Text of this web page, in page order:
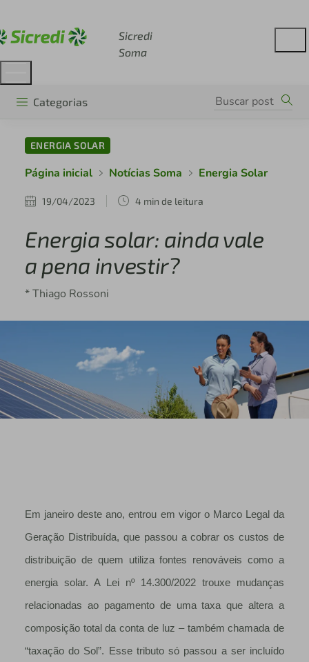
Sicredi
Soma
Categorias
ENERGIA SOLAR
Página inicial Notícias Soma Energia Solar
19/04/2023 4 min de leitura
Energia solar: ainda vale
a pena investir?
* Thiago Rossoni
Em janeiro deste ano, entrou em vigor o Marco Legal da
Geração Distribuída, que passou a cobrar os custos de
distribuição de quem utiliza fontes renováveis como a
energia solar. A Lei nº 14.300/2022 trouxe mudanças
relacionadas ao pagamento de uma taxa que altera a
composição total da conta de luz – também chamada de
“taxação do Sol”. Esse tributo só passou a ser incluído